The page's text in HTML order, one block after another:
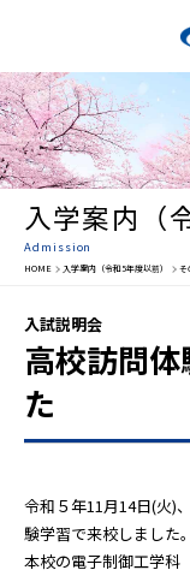
入学案内（
Admission
HOME 入学案内（令和5年度以前） そ
入試説明会
高校訪問
た
令和５年11月14日(火)
験学習で来校しました。
本校の電子制御工学科